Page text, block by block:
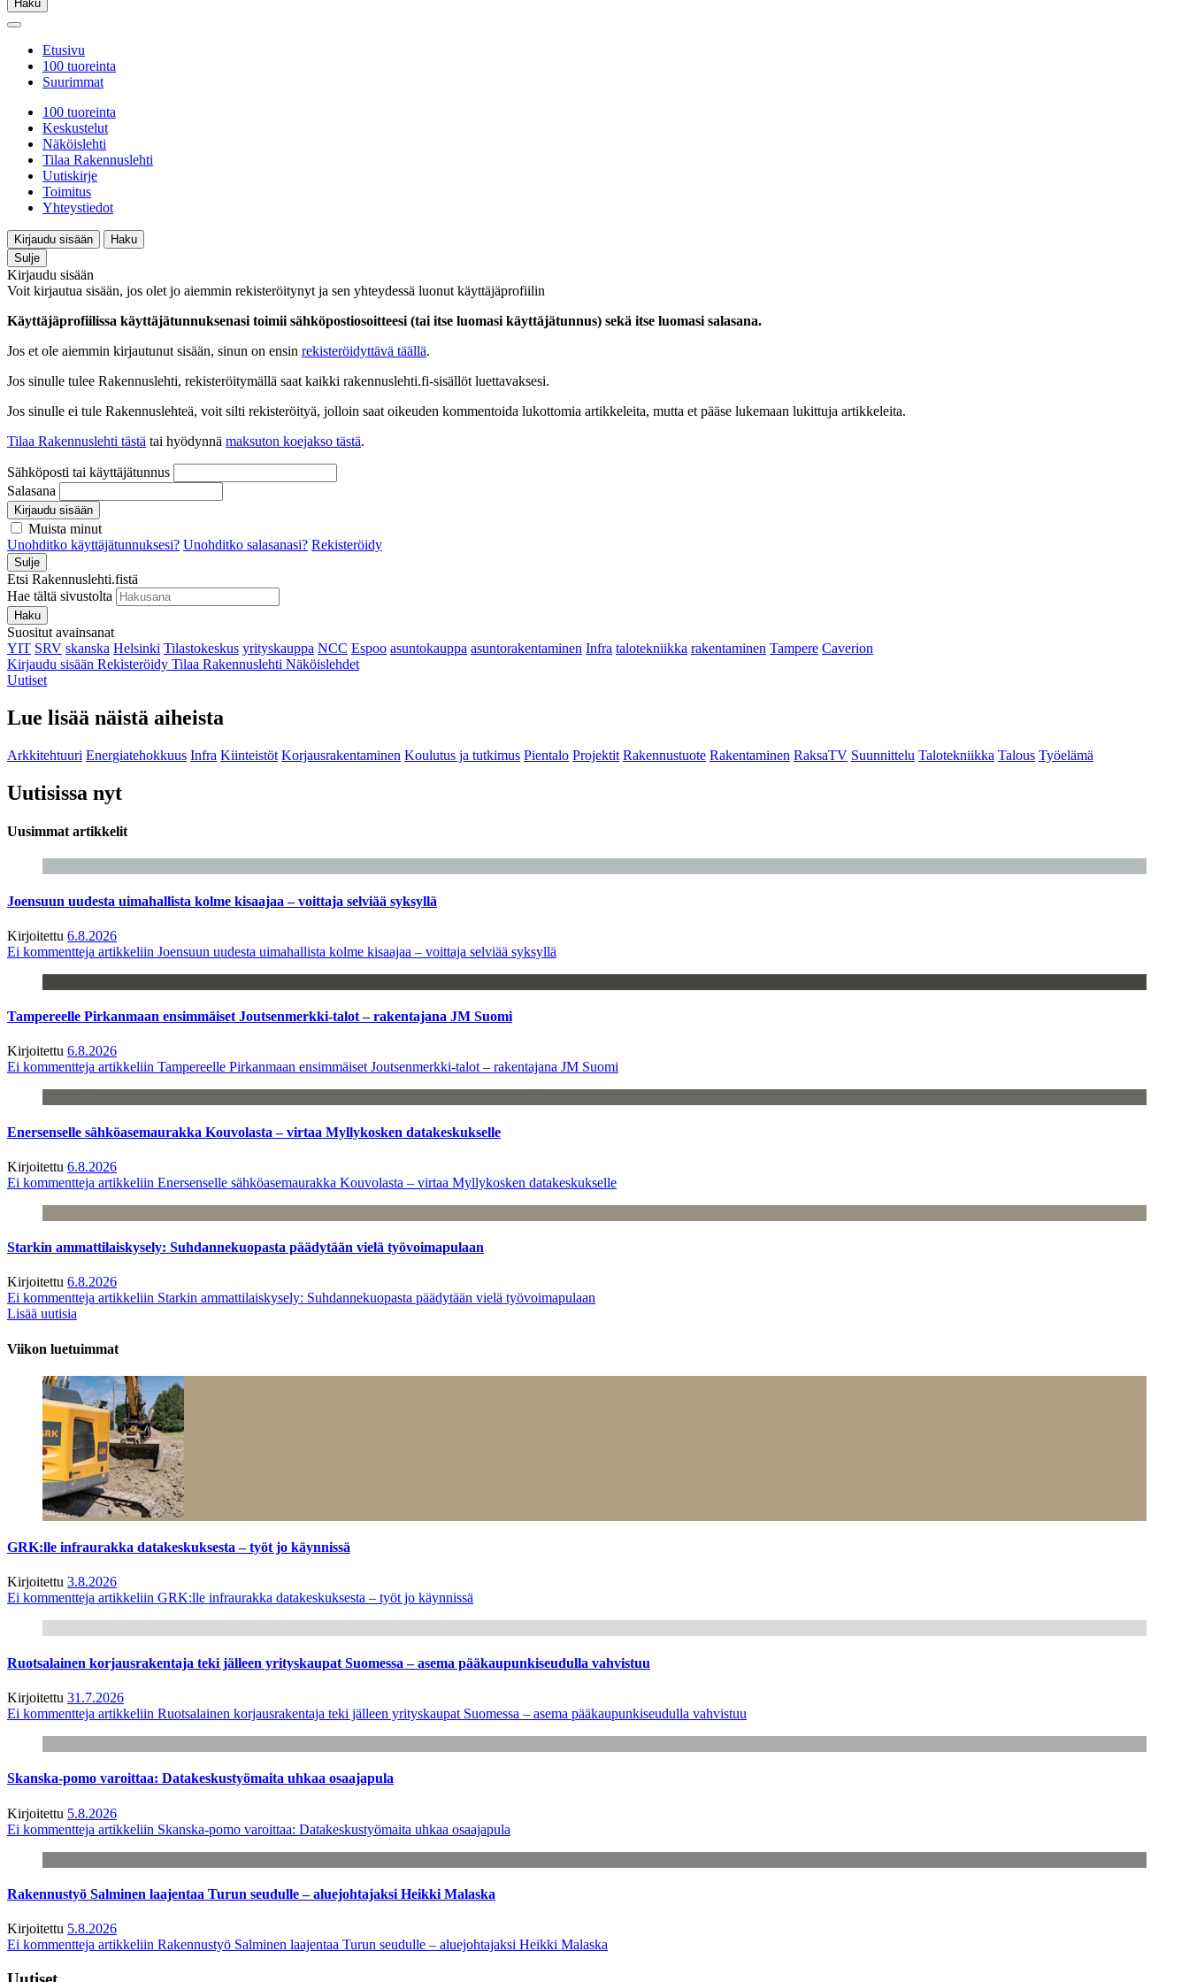
Haku
Etusivu
100 tuoreinta
Suurimmat
100 tuoreinta
Keskustelut
Näköislehti
Tilaa Rakennuslehti
Uutiskirje
Toimitus
Yhteystiedot
Kirjaudu sisään
Haku
Sulje
Kirjaudu sisään
Voit kirjautua sisään, jos olet jo aiemmin rekisteröitynyt ja sen yhteydessä luonut käyttäjäprofiilin
Käyttäjäprofiilissa käyttäjätunnuksenasi toimii sähköpostiosoitteesi (tai itse luomasi käyttäjätunnus) sekä itse luomasi salasana.
Jos et ole aiemmin kirjautunut sisään, sinun on ensin rekisteröidyttävä täällä.
Jos sinulle tulee Rakennuslehti, rekisteröitymällä saat kaikki rakennuslehti.fi-sisällöt luettavaksesi.
Jos sinulle ei tule Rakennuslehteä, voit silti rekisteröityä, jolloin saat oikeuden kommentoida lukottomia artikkeleita, mutta et pääse lukemaan lukittuja artikkeleita.
Tilaa Rakennuslehti tästä tai hyödynnä maksuton koejakso tästä.
Sähköposti tai käyttäjätunnus
Salasana
Kirjaudu sisään
Muista minut
Unohditko käyttäjätunnuksesi? Unohditko salasanasi? Rekisteröidy
Sulje
Etsi Rakennuslehti.fistä
Hae tältä sivustolta
Haku
Suositut avainsanat
YIT SRV skanska Helsinki Tilastokeskus yrityskauppa NCC Espoo asuntokauppa asuntorakentaminen Infra talotekniikka rakentaminen Tampere Caverion
Kirjaudu sisään Rekisteröidy Tilaa Rakennuslehti Näköislehdet
Uutiset
Lue lisää näistä aiheista
Arkkitehtuuri Energiatehokkuus Infra Kiinteistöt Korjausrakentaminen Koulutus ja tutkimus Pientalo Projektit Rakennustuote Rakentaminen RaksaTV Suunnittelu Talotekniikka Talous Työelämä
Uutisissa nyt
Uusimmat artikkelit
Joensuun uudesta uimahallista kolme kisaajaa – voittaja selviää syksyllä
Kirjoitettu 6.8.2026
Ei kommentteja artikkeliin Joensuun uudesta uimahallista kolme kisaajaa – voittaja selviää syksyllä
Tampereelle Pirkanmaan ensimmäiset Joutsenmerkki-talot – rakentajana JM Suomi
Kirjoitettu 6.8.2026
Ei kommentteja artikkeliin Tampereelle Pirkanmaan ensimmäiset Joutsenmerkki-talot – rakentajana JM Suomi
Enersenselle sähköasemaurakka Kouvolasta – virtaa Myllykosken datakeskukselle
Kirjoitettu 6.8.2026
Ei kommentteja artikkeliin Enersenselle sähköasemaurakka Kouvolasta – virtaa Myllykosken datakeskukselle
Starkin ammattilaiskysely: Suhdannekuopasta päädytään vielä työvoimapulaan
Kirjoitettu 6.8.2026
Ei kommentteja artikkeliin Starkin ammattilaiskysely: Suhdannekuopasta päädytään vielä työvoimapulaan
Lisää uutisia
Viikon luetuimmat
GRK:lle infraurakka datakeskuksesta – työt jo käynnissä
Kirjoitettu 3.8.2026
Ei kommentteja artikkeliin GRK:lle infraurakka datakeskuksesta – työt jo käynnissä
Ruotsalainen korjausrakentaja teki jälleen yrityskaupat Suomessa – asema pääkaupunkiseudulla vahvistuu
Kirjoitettu 31.7.2026
Ei kommentteja artikkeliin Ruotsalainen korjausrakentaja teki jälleen yrityskaupat Suomessa – asema pääkaupunkiseudulla vahvistuu
Skanska-pomo varoittaa: Datakeskustyömaita uhkaa osaajapula
Kirjoitettu 5.8.2026
Ei kommentteja artikkeliin Skanska-pomo varoittaa: Datakeskustyömaita uhkaa osaajapula
Rakennustyö Salminen laajentaa Turun seudulle – aluejohtajaksi Heikki Malaska
Kirjoitettu 5.8.2026
Ei kommentteja artikkeliin Rakennustyö Salminen laajentaa Turun seudulle – aluejohtajaksi Heikki Malaska